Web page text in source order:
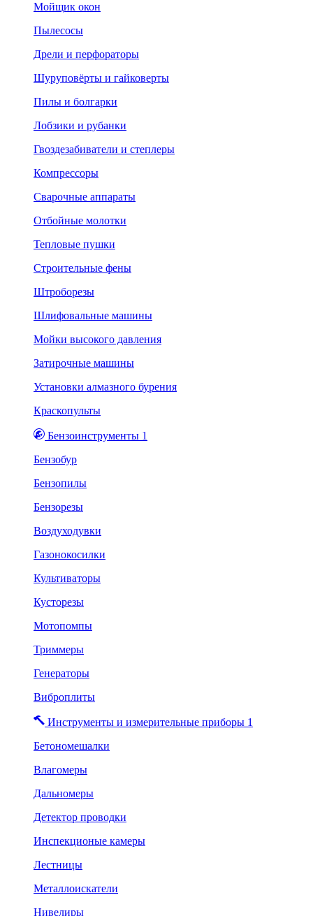
Мойщик окон
Пылесосы
Дрели и перфораторы
Шуруповёрты и гайковерты
Пилы и болгарки
Лобзики и рубанки
Гвоздезабиватели и степлеры
Компрессоры
Сварочные аппараты
Отбойные молотки
Тепловые пушки
Строительные фены
Штроборезы
Шлифовальные машины
Мойки высокого давления
Затирочные машины
Установки алмазного бурения
Краскопульты
Бензоинструменты 1
Бензобур
Бензопилы
Бензорезы
Воздуходувки
Газонокосилки
Культиваторы
Кусторезы
Мотопомпы
Триммеры
Генераторы
Виброплиты
Инструменты и измерительные приборы 1
Бетономешалки
Влагомеры
Дальномеры
Детектор проводки
Инспекционые камеры
Лестницы
Металлоискатели
Нивелиры